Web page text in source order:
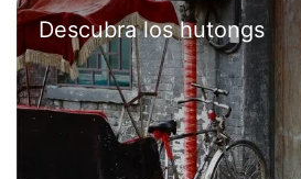
Descubra los hutongs